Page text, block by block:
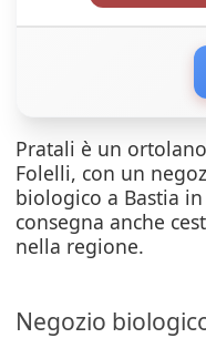
Pratali è un
Folelli, con un
biologico a Bastia
consegna anche
nella regione.
Negozio